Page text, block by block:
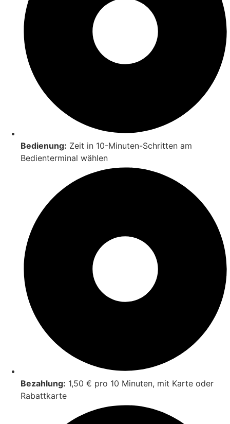
Bedienung: Zeit in 10-Minuten-Schritten am
Bedienterminal wählen
Bezahlung: 1,50 € pro 10 Minuten, mit Karte oder
Rabattkarte